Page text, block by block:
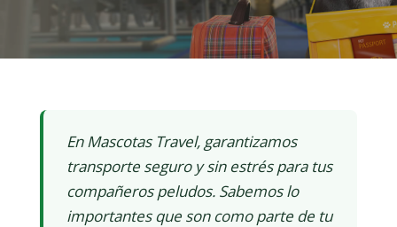
En Mascotas Travel, garantizamos
transporte seguro y sin estrés para tus
compañeros peludos. Sabemos lo
importantes que son como parte de tu